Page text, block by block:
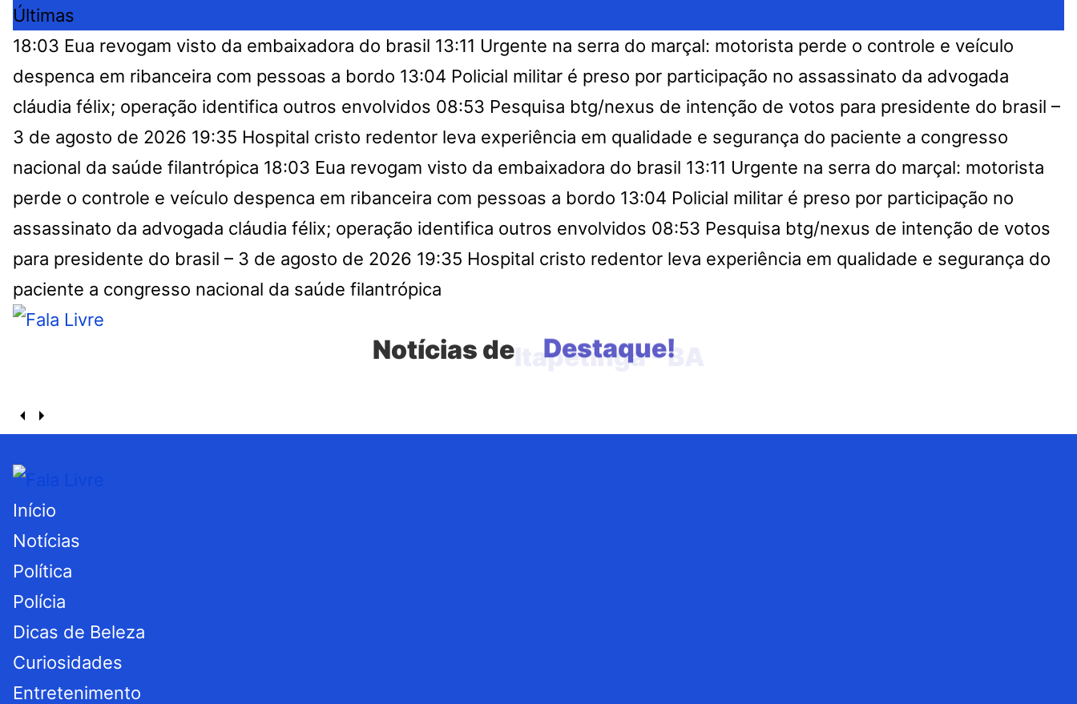
Últimas
18:03 Eua revogam visto da embaixadora do brasil 13:11 Urgente na serra do marçal: motorista perde o controle e veículo
despenca em ribanceira com pessoas a bordo 13:04 Policial militar é preso por participação no assassinato da advogada
cláudia félix; operação identifica outros envolvidos 08:53 Pesquisa btg/nexus de intenção de votos para presidente do brasil –
3 de agosto de 2026 19:35 Hospital cristo redentor leva experiência em qualidade e segurança do paciente a congresso
nacional da saúde filantrópica 18:03 Eua revogam visto da embaixadora do brasil 13:11 Urgente na serra do marçal: motorista
perde o controle e veículo despenca em ribanceira com pessoas a bordo 13:04 Policial militar é preso por participação no
assassinato da advogada cláudia félix; operação identifica outros envolvidos 08:53 Pesquisa btg/nexus de intenção de votos
para presidente do brasil – 3 de agosto de 2026 19:35 Hospital cristo redentor leva experiência em qualidade e segurança do
paciente a congresso nacional da saúde filantrópica
Notícias de Itapetinga - BA
Início
Notícias
Política
Polícia
Dicas de Beleza
Curiosidades
Entretenimento